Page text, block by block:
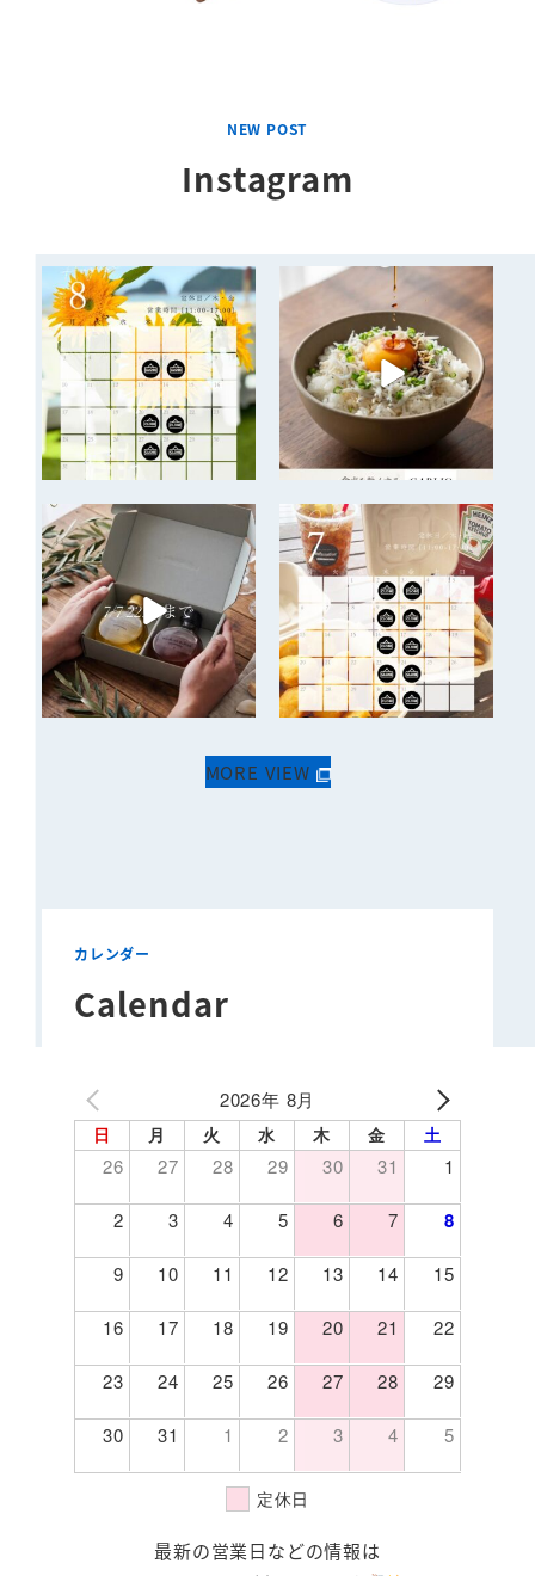
NEW POST
Instagram
MORE VIEW
カレンダー
Calendar
2026年 8月
日 月 火 水 木 金 土
26 27 28 29 30 31 1
2 3 4 5 6 7 8
9 10 11 12 13 14 15
16 17 18 19 20 21 22
23 24 25 26 27 28 29
30 31 1 2 3 4 5
定休日
最新の営業日などの情報は